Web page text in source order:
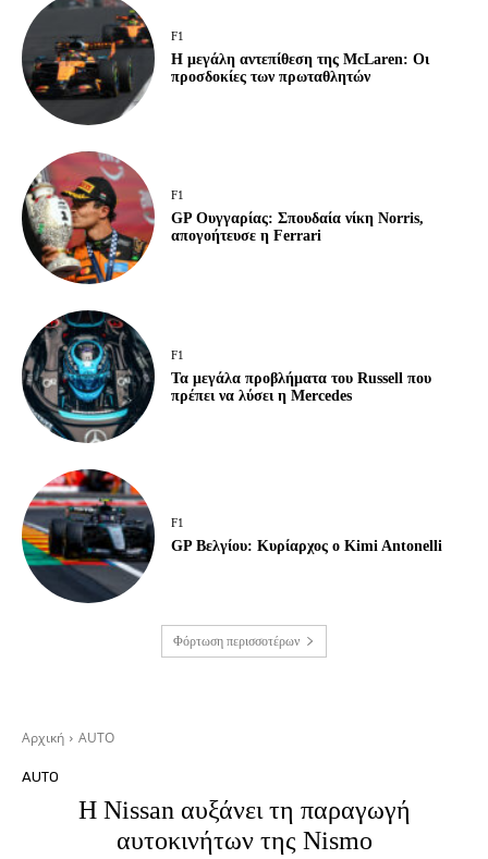
F1
Η μεγάλη αντεπίθεση της McLaren: Οι
προσδοκίες των πρωταθλητών
F1
GP Ουγγαρίας: Σπουδαία νίκη Norris,
απογοήτευσε η Ferrari
F1
Τα μεγάλα προβλήματα του Russell που
πρέπει να λύσει η Mercedes
F1
GP Βελγίου: Κυρίαρχος ο Kimi Antonelli
Φόρτωση περισσοτέρων